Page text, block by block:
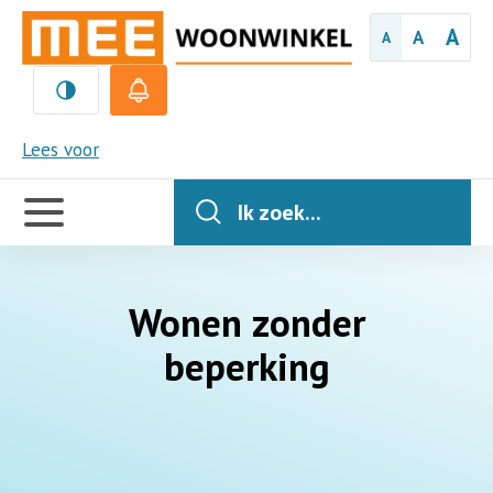
A A A
Lees voor
MEE
Handige
links
Ik zoek...
Wonen zonder
beperking